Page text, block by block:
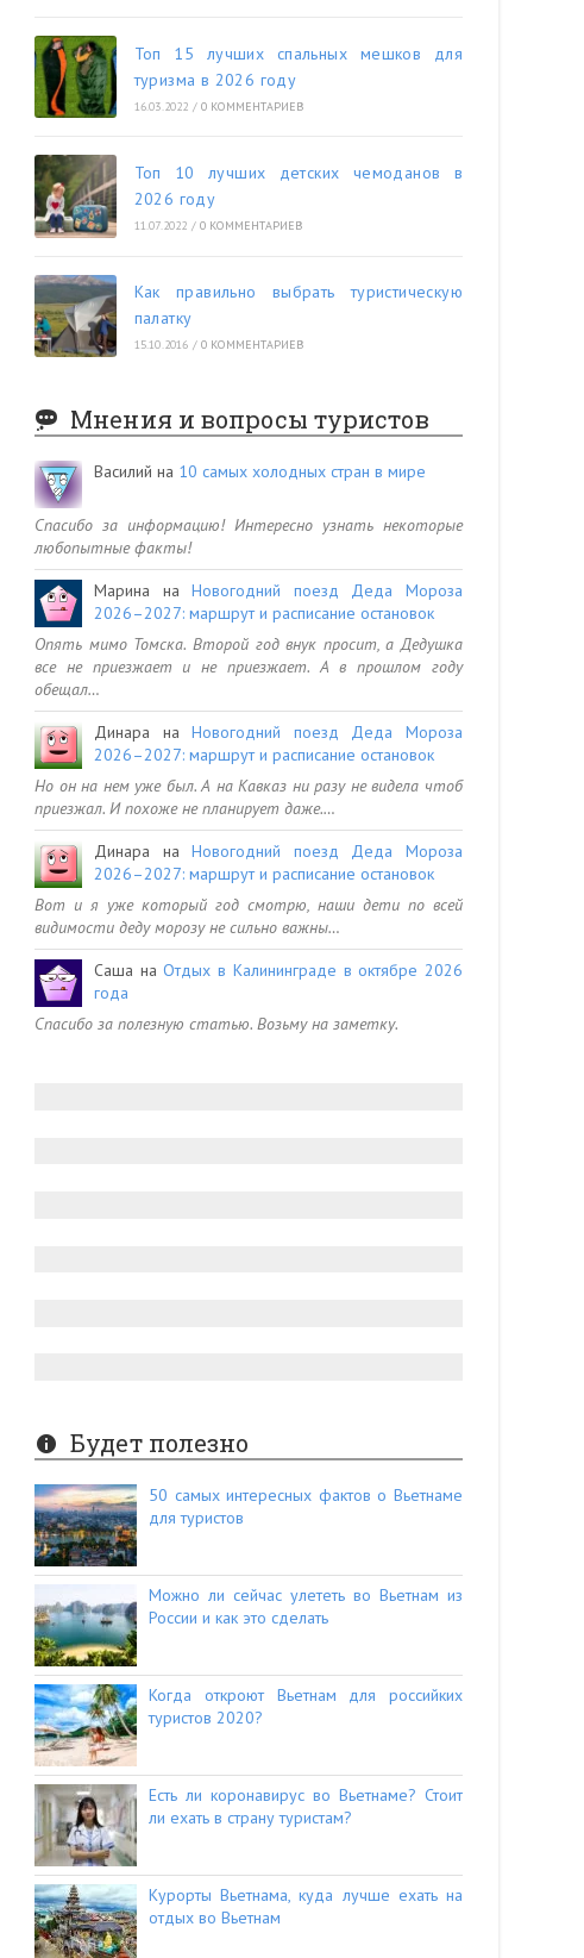
Топ 15 лучших спальных мешков для
туризма в 2026 году
16.03.2022 / 0 КОММЕНТАРИЕВ
Топ 10 лучших детских чемоданов в
2026 году
11.07.2022 / 0 КОММЕНТАРИЕВ
Как правильно выбрать туристическую
палатку
15.10.2016 / 0 КОММЕНТАРИЕВ
Мнения и вопросы туристов
Василий на 10 самых холодных стран в мире
Спасибо за информацию! Интересно узнать некоторые
любопытные факты!
Марина наНовогодний поезд Деда Мороза
2026–2027: маршрут и расписание остановок
Опять мимо Томска. Второй год внук просит, а Дедушка
все не приезжает и не приезжает. А в прошлом году
обещал…
Динара наНовогодний поезд Деда Мороза
2026–2027: маршрут и расписание остановок
Но он на нем уже был. А на Кавказ ни разу не видела чтоб
приезжал. И похоже не планирует даже.…
Динара наНовогодний поезд Деда Мороза
2026–2027: маршрут и расписание остановок
Вот и я уже который год смотрю, наши дети по всей
видимости деду морозу не сильно важны…
Саша наОтдых в Калининграде в октябре 2026
года
Спасибо за полезную статью. Возьму на заметку.
Будет полезно
50 самых интересных фактов о Вьетнаме
для туристов
Можно ли сейчас улететь во Вьетнам из
России и как это сделать
Когда откроют Вьетнам для российких
туристов 2020?
Есть ли коронавирус во Вьетнаме? Стоит
ли ехать в страну туристам?
Курорты Вьетнама, куда лучше ехать на
отдых во Вьетнам